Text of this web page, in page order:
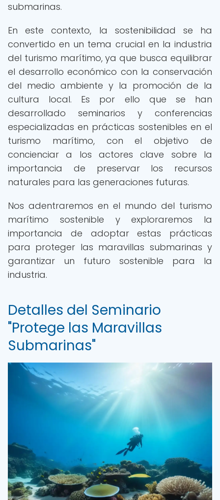
submarinas.
En este contexto, la sostenibilidad se ha
convertido en un tema crucial en la industria
del turismo marítimo, ya que busca equilibrar
el desarrollo económico con la conservación
del medio ambiente y la promoción de la
cultura local. Es por ello que se han
desarrollado seminarios y conferencias
especializadas en prácticas sostenibles en el
turismo marítimo, con el objetivo de
concienciar a los actores clave sobre la
importancia de preservar los recursos
naturales para las generaciones futuras.
Nos adentraremos en el mundo del turismo
marítimo sostenible y exploraremos la
importancia de adoptar estas prácticas
para proteger las maravillas submarinas y
garantizar un futuro sostenible para la
industria.
Detalles del Seminario
"Protege las Maravillas
Submarinas"